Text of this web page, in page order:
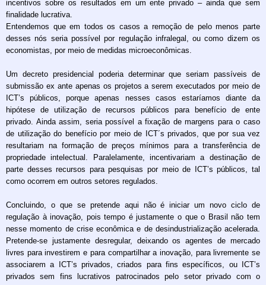
incentivos sobre os resultados em um ente privado – ainda que sem
finalidade lucrativa.
Entendemos que em todos os casos a remoção de pelo menos parte
desses nós seria possível por regulação infralegal, ou como dizem os
economistas, por meio de medidas microeconômicas.
Um decreto presidencial poderia determinar que seriam passíveis de
submissão ex ante apenas os projetos a serem executados por meio de
ICT’s públicos, porque apenas nesses casos estaríamos diante da
hipótese de utilização de recursos públicos para benefício de ente
privado. Ainda assim, seria possível a fixação de margens para o caso
de utilização do benefício por meio de ICT´s privados, que por sua vez
resultariam na formação de preços mínimos para a transferência de
propriedade intelectual. Paralelamente, incentivariam a destinação de
parte desses recursos para pesquisas por meio de ICT’s públicos, tal
como ocorrem em outros setores regulados.
Concluindo, o que se pretende aqui não é iniciar um novo ciclo de
regulação à inovação, pois tempo é justamente o que o Brasil não tem
nesse momento de crise econômica e de desindustrialização acelerada.
Pretende-se justamente desregular, deixando os agentes de mercado
livres para investirem e para compartilhar a inovação, para livremente se
associarem a ICT’s privados, criados para fins específicos, ou ICT’s
privados sem fins lucrativos patrocinados pelo setor privado com o